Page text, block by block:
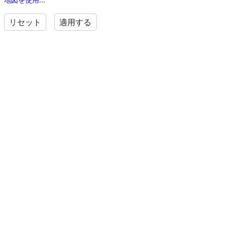
リセット 適用する